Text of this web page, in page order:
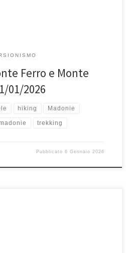
Ferro e Monte
01/2026
hiking Madonie
trekking
Pubblicato6 Gennaio 2026